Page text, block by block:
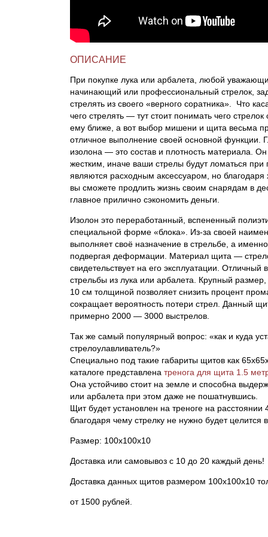
ОПИСАНИЕ
При покупке лука или арбалета, любой
начинающий или профессиональный стрелок,
стрелять из своего «верного соратника». Что
чего стрелять — тут стоит понимать чего
ему ближе, а вот выбор мишени и щита весьма
отличное выполнение своей основной функции.
изолона — это состав и плотность материала.
жестким, иначе ваши стрелы будут ломаться
являются расходным аксессуаром, но
вы сможете продлить жизнь своим снарядам в
главное прилично сэкономить деньги.
Изолон это переработанный, вспененный
специальной форме «блока». Из-за своей
выполняет своё назначение в стрельбе, а
подвергая деформации. Материал щита —
свидетельствует на его эксплуатации. Отличный
стрельбы из лука или арбалета. Крупный
10 см толщиной позволяет снизить процент
сокращает вероятность потери стрел. Данный
примерно 2000 — 3000 выстрелов.
Так же самый популярный вопрос: «как и куда
стрелоулавливатель?»
Специально под такие габариты щитов как
каталоге представлена тренога для щита 1.5
Она устойчиво стоит на земле и способна
или арбалета при этом даже не пошатнувшись.
Щит будет установлен на треноге на расстоянии
благодаря чему стрелку не нужно будет целится
Размер: 100х100х10
Доставка или самовывоз с 10 до 20 каждый день!
Доставка данных щитов размером 100х100х10
от 1500 рублей.
Линейки для настройки лука
Полочки для лука
Кликеры для лука
Плунжеры для лука
Киссеры для лука
Охотничьи ножи
Ножи складные